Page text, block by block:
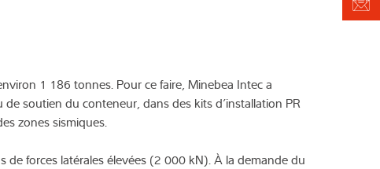
1 186 tonnes. Pour ce faire, Minebea Intec a
soutien du conteneur, dans des kits d’installation PR
zones sismiques.
forces latérales élevées (2 000 kN). À la demande du